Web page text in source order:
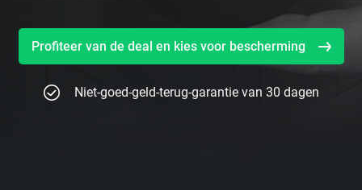
Profiteer van de deal en kies voor bescherming
Niet-goed-geld-terug-garantie van 30 dagen